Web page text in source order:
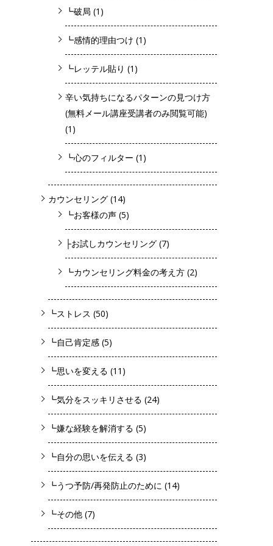
┗破局 (1)
┗感情的理由つけ (1)
┗レッテル貼り (1)
辛い気持ちになるパターンの見つけ方
(無料メール講座受講者のみ閲覧可能)
(1)
┗心のフィルター (1)
カウンセリング (14)
┗お客様の声 (5)
├お試しカウンセリング (7)
┗カウンセリング料金の考え方 (2)
┗ストレス (50)
┗自己肯定感 (5)
┗思いを変える (11)
┗気分をスッキリさせる (24)
┗嫌な経験を解消する (5)
┗自分の思いを伝える (3)
┗うつ予防/再発防止のために (14)
┗その他 (7)